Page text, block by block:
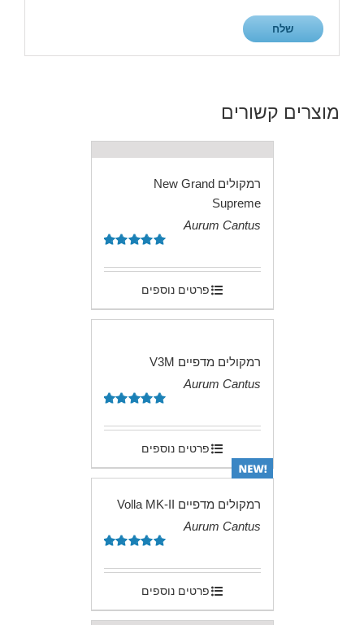
מוצרים קשורים
רמקולים New Grand
Supreme
Aurum Cantus
מתוך 5
פרטים נוספים
רמקולים מדפיים V3M
Aurum Cantus
מתוך 5
פרטים נוספים
רמקולים מדפיים Volla MK-II
Aurum Cantus
מתוך 5
פרטים נוספים